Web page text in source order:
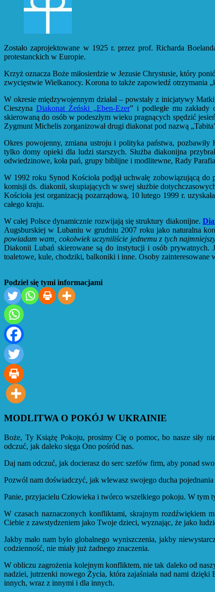
Zostało zaprojektowane w 1925 r. przez prof. Richarda
protestanckich w Europie.
Krzyż oznacza Boże miłosierdzie w Jezusie Chrystusie, który
zwycięstwie Wielkanocy. Korona to także zapowiedź otrzymania
W okresie międzywojennym działał – powstały z inicjatywy
Cieszyna Diakonat Żeński „Eben-Ezer” i podległe mu
skierowaną do osób w podeszłym wieku pragnących spędzić
Zygmunt Michelis zorganizował drugi diakonat pod nazwą
Okres powojenny, zmiana ustroju i polityka państwa, pozbawiły
tylko domy opieki dla ludzi starszych. Służba diakonijna
odwiedzinowe, koła pań, grupy biblijne i modlitewne, Rady
W 1992 roku Synod Kościoła podjął uchwałę zobowiązującą
komisji ds. diakonii, skupiających w swej służbie
Kościoła jest organizacją pozarządową, 10 lutego 1999 r.
całego kraju.
W całej Polsce dynamicznie rozwijają się struktury diakonijne.
Augsburskiej w Lubaniu w grudniu 2007 roku jako naturalna
powiadam wam, cokolwiek uczyniliście jednemu z tych
Diakonii Lubań skierowane są do instytucji i osób prywatnych.
toaletowe, kule, chodziki, balkoniki i inne. Osoby zainteresowane
Podziel się tymi informacjami
MODLITWA O POKÓJ W UKRAINIE
Boże, Ty Książę Pokoju, prosimy Cię o pomoc, bo nasze siły
odczuć, jak daleko sięga Ono pośród nas.
Daj nam odczuć, jak docierasz do serc szefów firm, aby ponad
Pozwól nam doświadczyć, jak wlewasz swojego ducha
Panie, przyjacielu Człowieka i twórco wszelkiego pokoju. W tym
W czasach naznaczonych konfliktami, skrajnym rozdźwiękiem
Ciebie z zawstydzeniem jako Twoje dzieci, wyznając, że jako
Jakby mało nam było globalnego wyniszczenia, jakby
codzienność, nie miały już żadnego znaczenia.
W obliczu zagrożenia kolejnym konfliktem, nie tak daleko od
nadziei, jutrzenki nowego Życia, która zajaśniała nad nami
innych, wraz z innymi i dla innych.